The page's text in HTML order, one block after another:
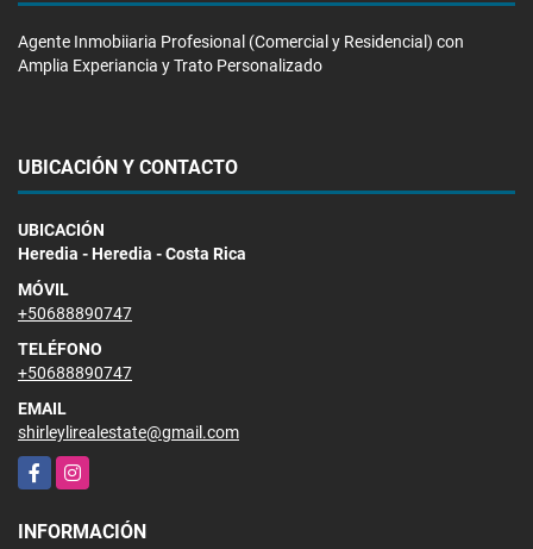
Agente Inmobiiaria Profesional (Comercial y Residencial) con
Amplia Experiancia y Trato Personalizado
UBICACIÓN Y CONTACTO
UBICACIÓN
Heredia - Heredia - Costa Rica
MÓVIL
+50688890747
TELÉFONO
+50688890747
EMAIL
shirleylirealestate@gmail.com
FacebookInstagram
INFORMACIÓN